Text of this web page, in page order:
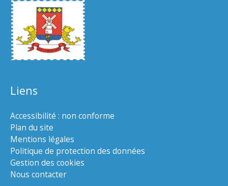
Liens
Accessibilité : non conforme
Plan du site
Mentions légales
Politique de protection des données
Gestion des cookies
Nous contacter